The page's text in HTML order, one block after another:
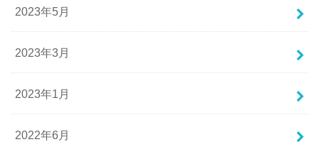
2023年5月
2023年3月
2023年1月
2022年6月